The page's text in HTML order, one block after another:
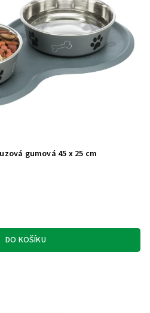
gumová 45 x 25 cm
DO KOŠÍKU